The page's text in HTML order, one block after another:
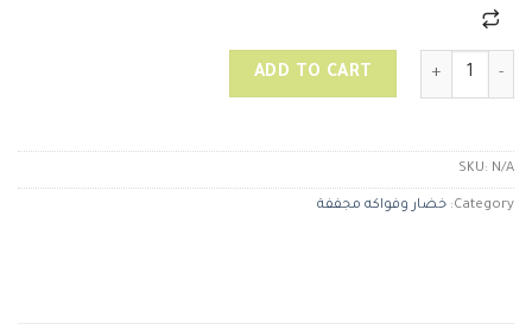
رمان مجفف quantity
ADD TO CART
SKU: N/A
Category: خضار وفواكه مجففة